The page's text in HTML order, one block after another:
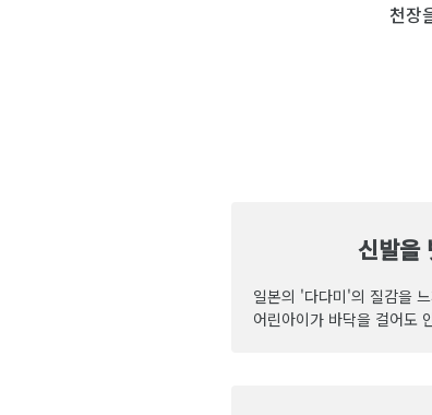
천장
신발을
일본의 '다다미'의 질감을
어린아이가 바닥을 걸어도